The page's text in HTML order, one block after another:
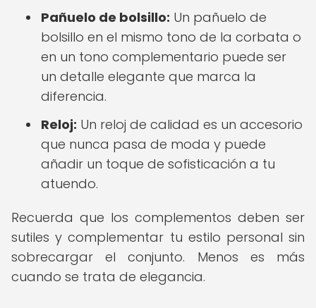
Pañuelo de bolsillo: Un pañuelo de
bolsillo en el mismo tono de la corbata o
en un tono complementario puede ser
un detalle elegante que marca la
diferencia.
Reloj: Un reloj de calidad es un accesorio
que nunca pasa de moda y puede
añadir un toque de sofisticación a tu
atuendo.
Recuerda que los complementos deben ser
sutiles y complementar tu estilo personal sin
sobrecargar el conjunto. Menos es más
cuando se trata de elegancia.